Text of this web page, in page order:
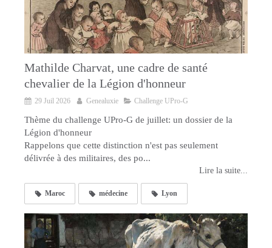
Mathilde Charvat, une cadre de santé
chevalier de la Légion d'honneur
29 Juil 2026 Genealuxie Challenge UPro-G
Thème du challenge UPro-G de juillet: un dossier de la
Légion d'honneur
Rappelons que cette distinction n'est pas seulement
délivrée à des militaires, des po...
Lire la suite...
Maroc médecine Lyon